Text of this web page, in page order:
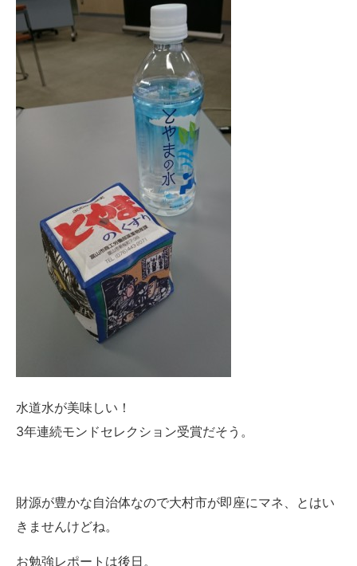
水道水が美味しい！
3年連続モンドセレクション受賞だそう。
財源が豊かな自治体なので大村市が即座にマネ、とはい
きませんけどね。
お勉強レポートは後日。